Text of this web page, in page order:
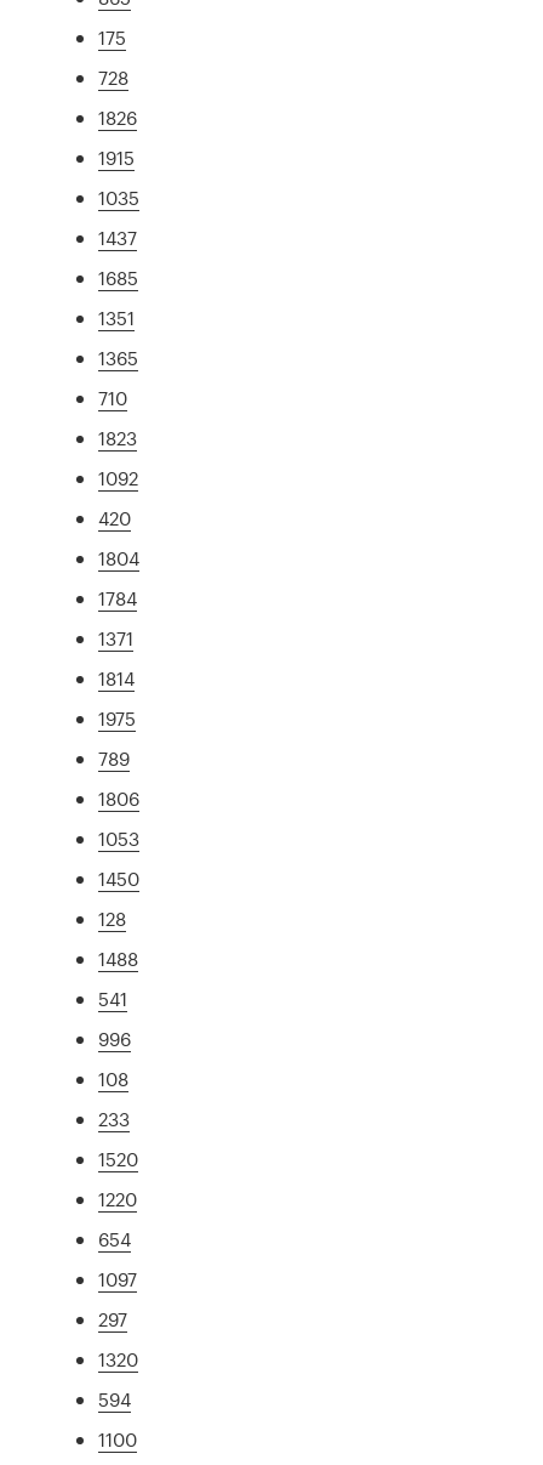
175
728
1826
1915
1035
1437
1685
1351
1365
710
1823
1092
420
1804
1784
1371
1814
1975
789
1806
1053
1450
128
1488
541
996
108
233
1520
1220
654
1097
297
1320
594
1100